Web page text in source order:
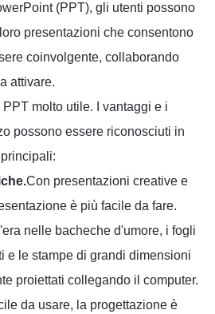
(PPT), gli utenti possono
presentazioni che consentono
coinvolgente, collaborando
attivare.
molto utile. I vantaggi e i
possono essere riconosciuti in
Con presentazioni creative e
è più facile da fare.
nelle bacheche d'umore, i fogli
e le stampe di grandi dimensioni
proiettati collegando il computer.
da usare, la progettazione è